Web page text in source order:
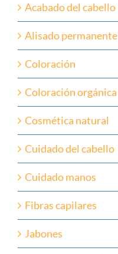
Acabado del cabello
Alisado permanente
Coloración
Coloración orgánica
Cosmética natural
Cuidado del cabello
Cuidado manos
Fibras capilares
Jabones